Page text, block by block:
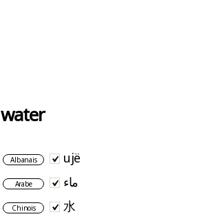
water
Albanais ujë
Arabe ماء
Chinois 水